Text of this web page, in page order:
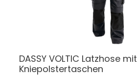
DASSY VOLTIC Latzhose mit
Kniepolstertaschen